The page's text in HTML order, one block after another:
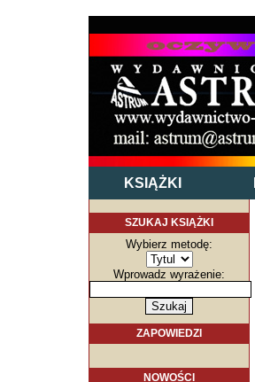
KSIĄŻKI
SZUKAJ KSIĄŻKI
Wybierz metodę:
Wprowadz wyrażenie:
ZAPOWIEDZI
NOWOŚCI